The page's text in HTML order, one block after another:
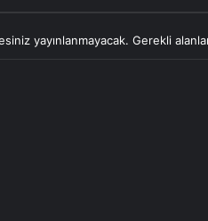
yayınlanmayacak. Gerekli